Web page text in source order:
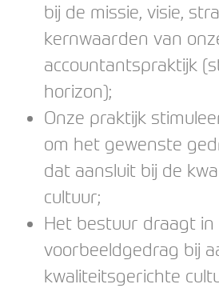
bij de missie, visie,
kernwaarden van
accountantspraktijk
horizon);
Onze praktijk
om het gewenste
dat aansluit bij de
cultuur;
Het bestuur draagt in
voorbeeldgedrag bij
kwaliteitsgerichte